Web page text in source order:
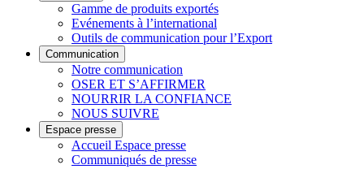
Gamme de produits exportés
Evénements à l’international
Outils de communication pour l’Export
Communication
Notre communication
OSER ET S’AFFIRMER
NOURRIR LA CONFIANCE
NOUS SUIVRE
Espace presse
Accueil Espace presse
Communiqués de presse